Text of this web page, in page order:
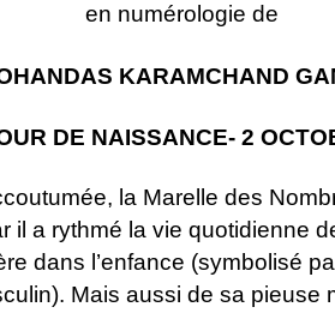
en numérologie de
KARAMCHAND
DE NAISSANCE- 2
la Marelle des
il a rythmé la vie quotidienne
dans l’enfance (symbolisé
Mais aussi de sa pieuse